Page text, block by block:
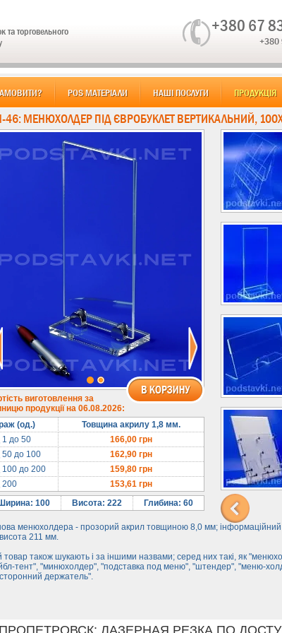
та торговельного
+380 67
+380
POS МАТЕРІАЛИ НАШІ ПОСЛУГИ ПРОДУКЦІЯ
ЛАЗЕРНАЯ РЕЗКА ПО
46: МЕНЮХОЛДЕР ПІД ЄВРОБУКЛЕТ ВЕРТИКАЛЬНИЙ,
виготовлення за
продукції на 06.08.2026:
(од.)
Товщина акрилу 1,8 мм.
1 до 50
166,00грн
50 до 100
162,90грн
100 до 200
159,80грн
200
153,61грн
100
Висота: 222 Глибина: 60
менюхолдера - прозорий акрил товщиною 8,0 мм;
211 мм.
товар також шукають і за іншими назвами; серед них такі, як
тент", "минюхолдер", "подставка под меню", "штендер", "меню-
держатель".